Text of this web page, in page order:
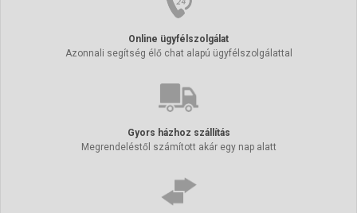
Online ügyfélszolgálat
Azonnali segítség élő chat alapú ügyfélszolgálattal
Gyors házhoz szállítás
Megrendeléstől számított akár egy nap alatt